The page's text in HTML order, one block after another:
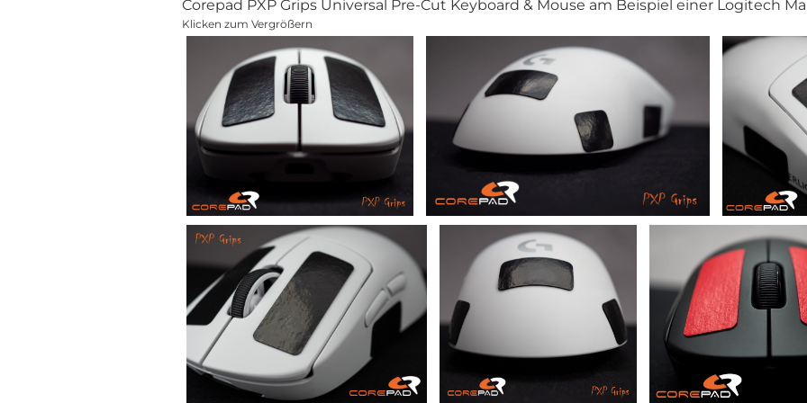
Corepad PXP Grips Universal Pre-Cut Keyboard & Mouse am Beispiel einer Logitech
Klicken zum Vergrößern